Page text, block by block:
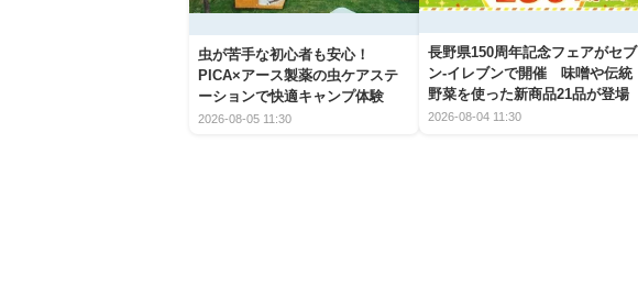
虫が苦手な初心者も安心！
PICA×アース製薬の虫ケアステ
ーションで快適キャンプ体験
2026-08-05 11:30
長野県150周年記念フェアがセブ
ン-イレブンで開催 味噌や伝統
野菜を使った新商品21品が登場
2026-08-04 11:30